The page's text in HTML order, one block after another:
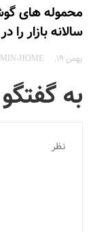
محموله های
سالانه بازار را در Q4 سال 2019 مشاهده می کنند
بهمن 19 HOME
به